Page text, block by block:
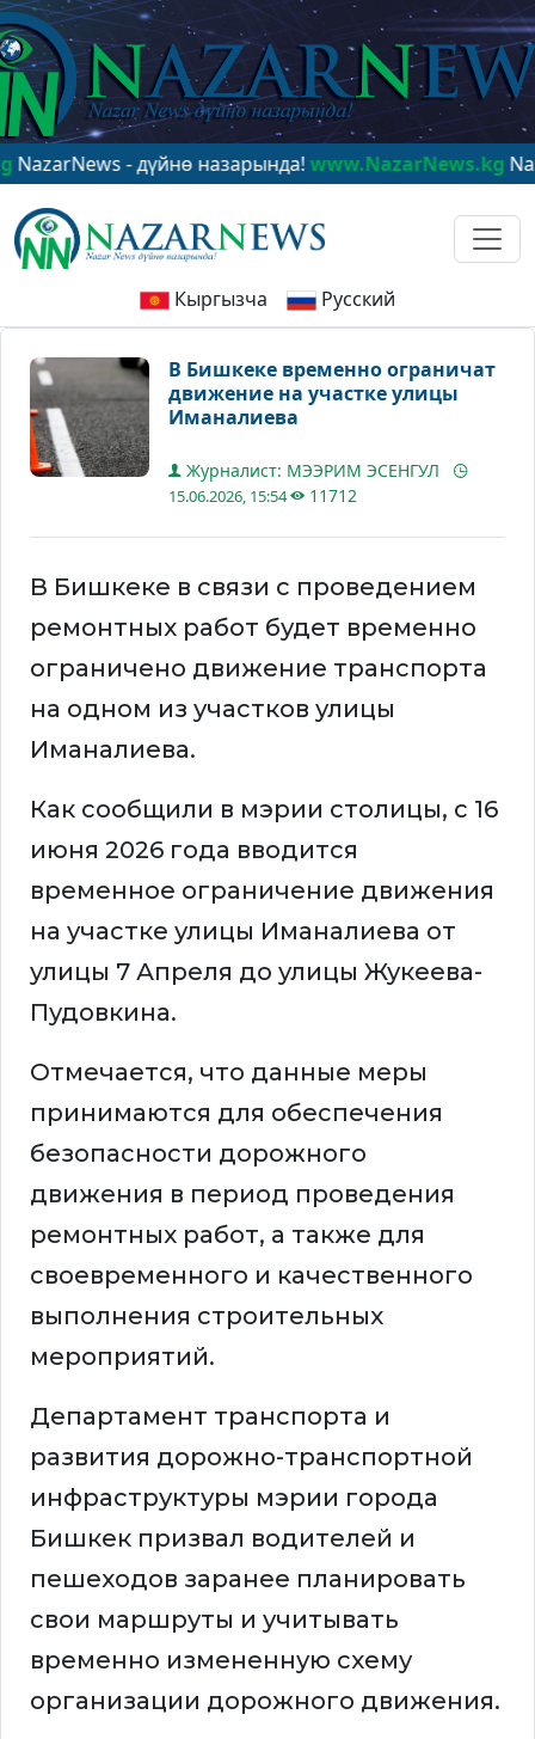
- дүйнө назарында!www.NazarNews.kg
Кыргызча Русский
В Бишкеке временно ограничат
движение на участке улицы
Иманалиева
Журналист: МЭЭРИМ ЭСЕНГУЛ
15.06.2026, 15:54 11712
В Бишкеке в связи с проведением
ремонтных работ будет временно
ограничено движение транспорта
на одном из участков улицы
Иманалиева.
Как сообщили в мэрии столицы, с 16
июня 2026 года вводится
временное ограничение движения
на участке улицы Иманалиева от
улицы 7 Апреля до улицы Жукеева-
Пудовкина.
Отмечается, что данные меры
принимаются для обеспечения
безопасности дорожного
движения в период проведения
ремонтных работ, а также для
своевременного и качественного
выполнения строительных
мероприятий.
Департамент транспорта и
развития дорожно-транспортной
инфраструктуры мэрии города
Бишкек призвал водителей и
пешеходов заранее планировать
свои маршруты и учитывать
временно измененную схему
организации дорожного движения.